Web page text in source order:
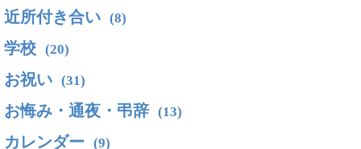
近所付き合い (8)
学校 (20)
お祝い (31)
お悔み・通夜・弔辞 (13)
カレンダー (9)